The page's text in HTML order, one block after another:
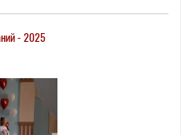
- 2025